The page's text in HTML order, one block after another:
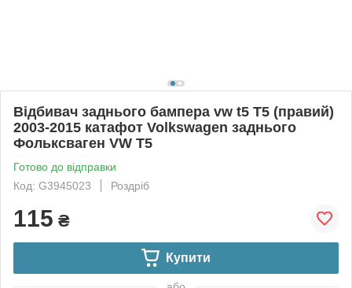
Відбивач заднього бампера vw t5 Т5 (правий)
2003-2015 катафот Volkswagen заднього
Фольксваген VW T5
Готово до відправки
Код: G3945023
Роздріб
115 ₴
Купити